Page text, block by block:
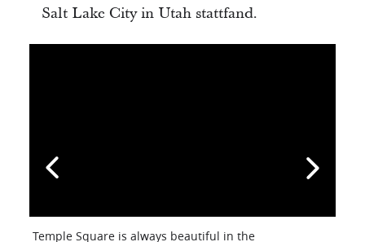
Salt Lake City in Utah stattfand.
Temple Square is always beautiful in the